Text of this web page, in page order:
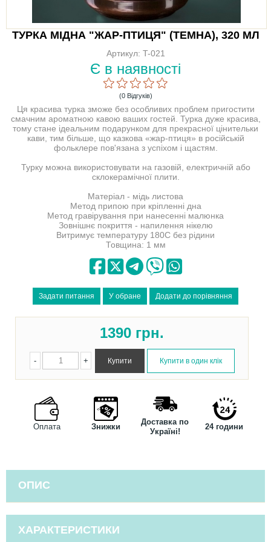
ТУРКА МІДНА "ЖАР-ПТИЦЯ" (ТЕМНА), 320 МЛ
Артикул: T-021
Є в наявності
(0 Відгуків)
Ця красива турка зможе без особливих проблем пригостити
смачним ароматною кавою ваших гостей. Турка дуже красива,
тому стане ідеальним подарунком для прекрасної цінительки
кави, тим більше, що казкова «жар-птиця» в російській
фольклере пов'язана з успіхом і щастям.
Турку можна використовувати на газовій, електричній або
склокерамічної плити.
Матеріал - мідь листова
Метод припою при кріпленні дна
Метод гравірування при нанесенні малюнка
Зовнішнє покриття - напилення нікелю
Витримує температуру 180С без рідини
Товщина: 1 мм
1390 грн.
+
-
Оплата Знижки
Доставка по
Україні!
24 години
ОПИС
ХАРАКТЕРИСТИКИ